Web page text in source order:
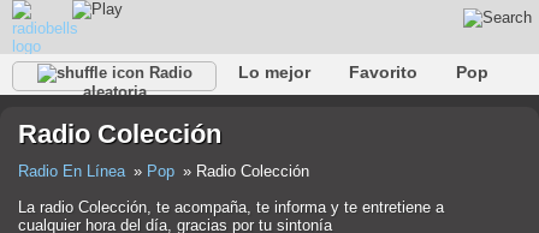
Radio
aleatoria
Lo mejor Favorito
Pop
Rap
Trans Falk
Radio Colección
Radio En Línea Pop
Radio Colección
La radio Colección, te acompaña, te informa y te entretiene a
cualquier hora del día, gracias por tu sintonía